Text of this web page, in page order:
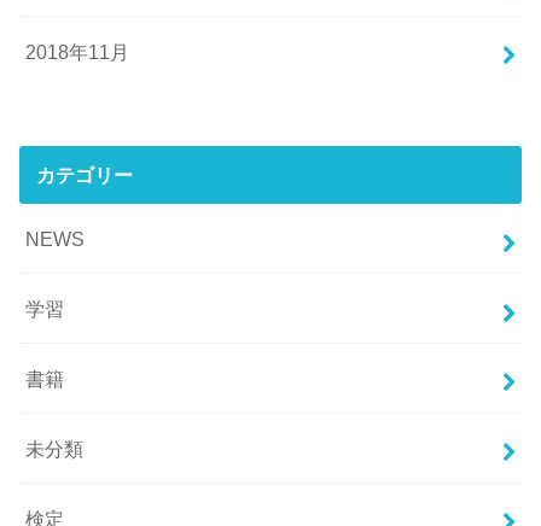
2018年11月
カテゴリー
NEWS
学習
書籍
未分類
検定